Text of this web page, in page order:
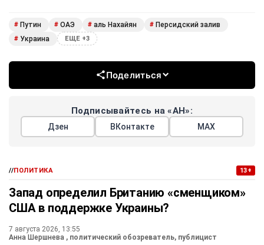
# Путин # ОАЭ # аль Нахайян # Персидский залив
# Украина ЕЩЕ +3
Поделиться
Подписывайтесь на «АН»:
Дзен ВКонтакте МАХ
//ПОЛИТИКА 13+
Запад определил Британию «сменщиком»
США в поддержке Украины?
7 августа 2026, 13:55
Анна Шершнева , политический обозреватель, публицист